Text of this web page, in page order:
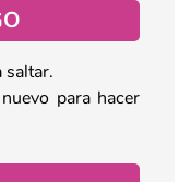
saltar.
para hacer